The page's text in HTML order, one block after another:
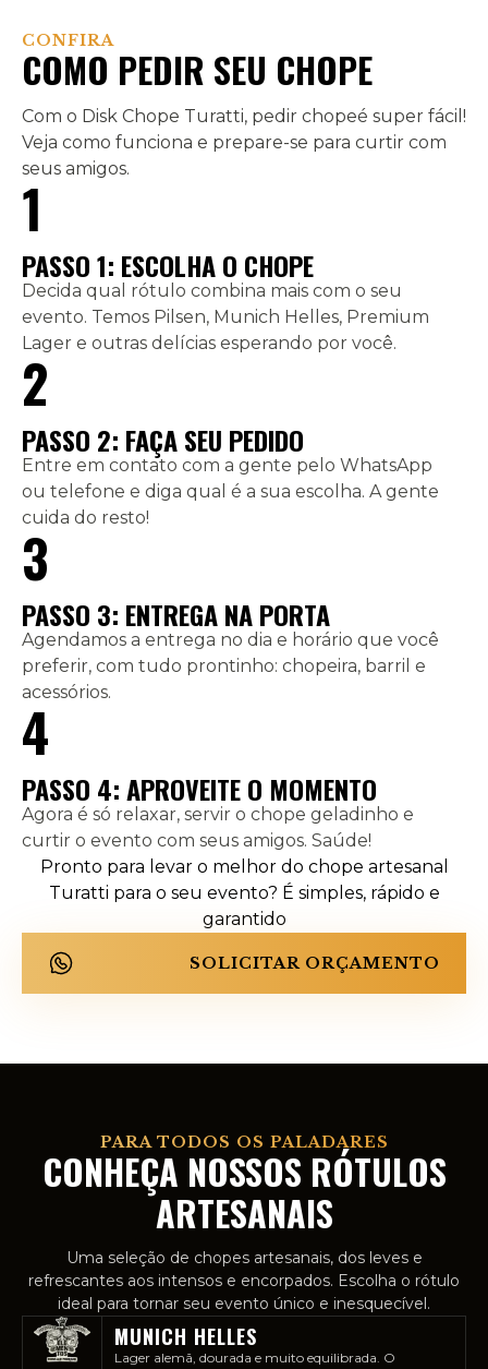
CONFIRA
COMO PEDIR SEU CHOPE
Com o Disk Chope Turatti, pedir chopeé super fácil!
Veja como funciona e prepare-se para curtir com
seus amigos.
1
PASSO 1: ESCOLHA O CHOPE
Decida qual rótulo combina mais com o seu
evento. Temos Pilsen, Munich Helles, Premium
Lager e outras delícias esperando por você.
2
PASSO 2: FAÇA SEU PEDIDO
Entre em contato com a gente pelo WhatsApp
ou telefone e diga qual é a sua escolha. A gente
cuida do resto!
3
PASSO 3: ENTREGA NA PORTA
Agendamos a entrega no dia e horário que você
preferir, com tudo prontinho: chopeira, barril e
acessórios.
4
PASSO 4: APROVEITE O MOMENTO
Agora é só relaxar, servir o chope geladinho e
curtir o evento com seus amigos. Saúde!
Pronto para levar o melhor do chope artesanal
Turatti para o seu evento? É simples, rápido e
garantido
SOLICITAR ORÇAMENTO
PARA TODOS OS PALADARES
CONHEÇA NOSSOS RÓTULOS
ARTESANAIS
Uma seleção de chopes artesanais, dos leves e
refrescantes aos intensos e encorpados. Escolha o rótulo
ideal para tornar seu evento único e inesquecível.
MUNICH HELLES
Lager alemã, dourada e muito equilibrada. O